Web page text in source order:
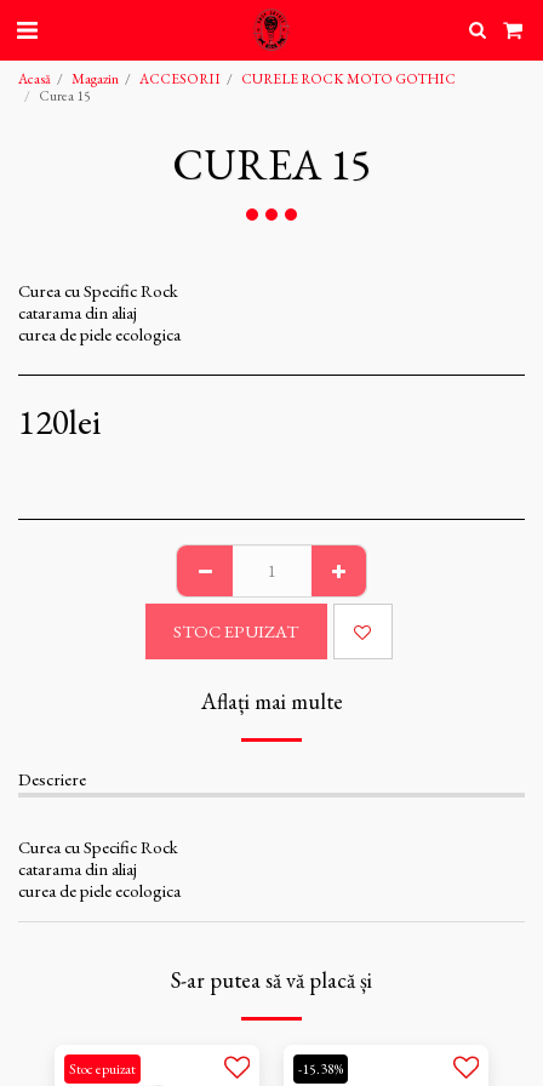
Acasă Magazin ACCESORII
CURELE ROCK MOTO GOTHIC
Curea 15
CUREA 15
Curea cu Specific Rock
catarama din aliaj
curea de piele ecologica
120lei
STOC EPUIZAT
Aflați mai multe
Descriere
Curea cu Specific Rock
catarama din aliaj
curea de piele ecologica
S-ar putea să vă placă și
Stoc epuizat -15.38%